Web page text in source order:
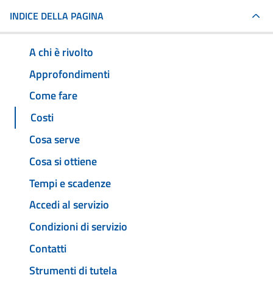
INDICE DELLA PAGINA
A chi è rivolto
Approfondimenti
Come fare
Costi
Cosa serve
Cosa si ottiene
Tempi e scadenze
Accedi al servizio
Condizioni di servizio
Contatti
Strumenti di tutela